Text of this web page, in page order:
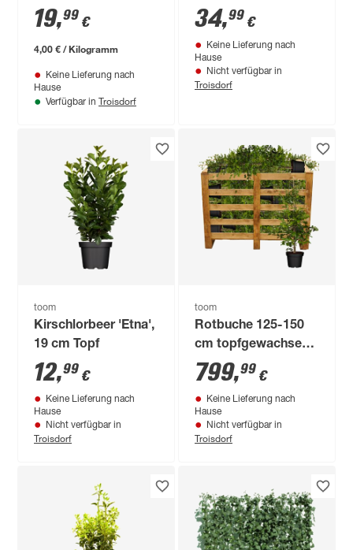
5 kg
19,99 €
4,00 € / Kilogramm
Keine Lieferung nach
Hause
Verfügbar in Troisdorf
cm, 29 cm Topf
34,99 €
Keine Lieferung nach
Hause
Nicht verfügbar in
Troisdorf
toom
Kirschlorbeer 'Etna',
19 cm Topf
12,99 €
Keine Lieferung nach
Hause
Nicht verfügbar in
Troisdorf
toom
Rotbuche 125-150
cm topfgewachsen
50 Stück
799,99 €
Keine Lieferung nach
Hause
Nicht verfügbar in
Troisdorf